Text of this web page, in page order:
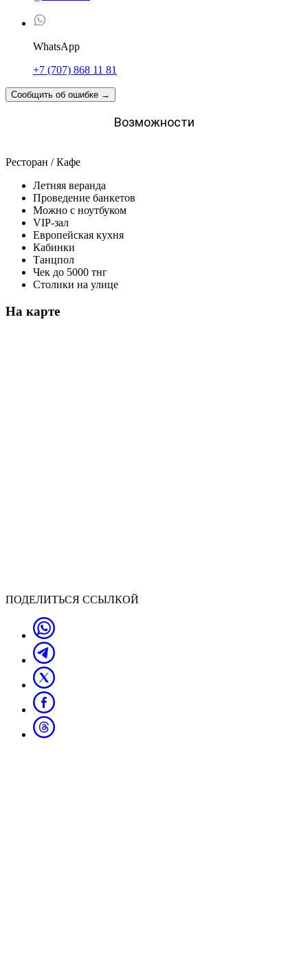
WhatsApp
+7 (707) 868 11 81
Сообщить об ошибке →
Возможности
Ресторан / Кафе
Летняя веранда
Проведение банкетов
Можно с ноутбуком
VIP-зал
Европейская кухня
Кабинки
Танцпол
Чек до 5000 тнг
Столики на улице
На карте
ПОДЕЛИТЬСЯ ССЫЛКОЙ